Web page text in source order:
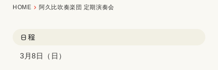
HOME 阿久比吹奏楽団 定期演奏会
日程
3月8日（日）